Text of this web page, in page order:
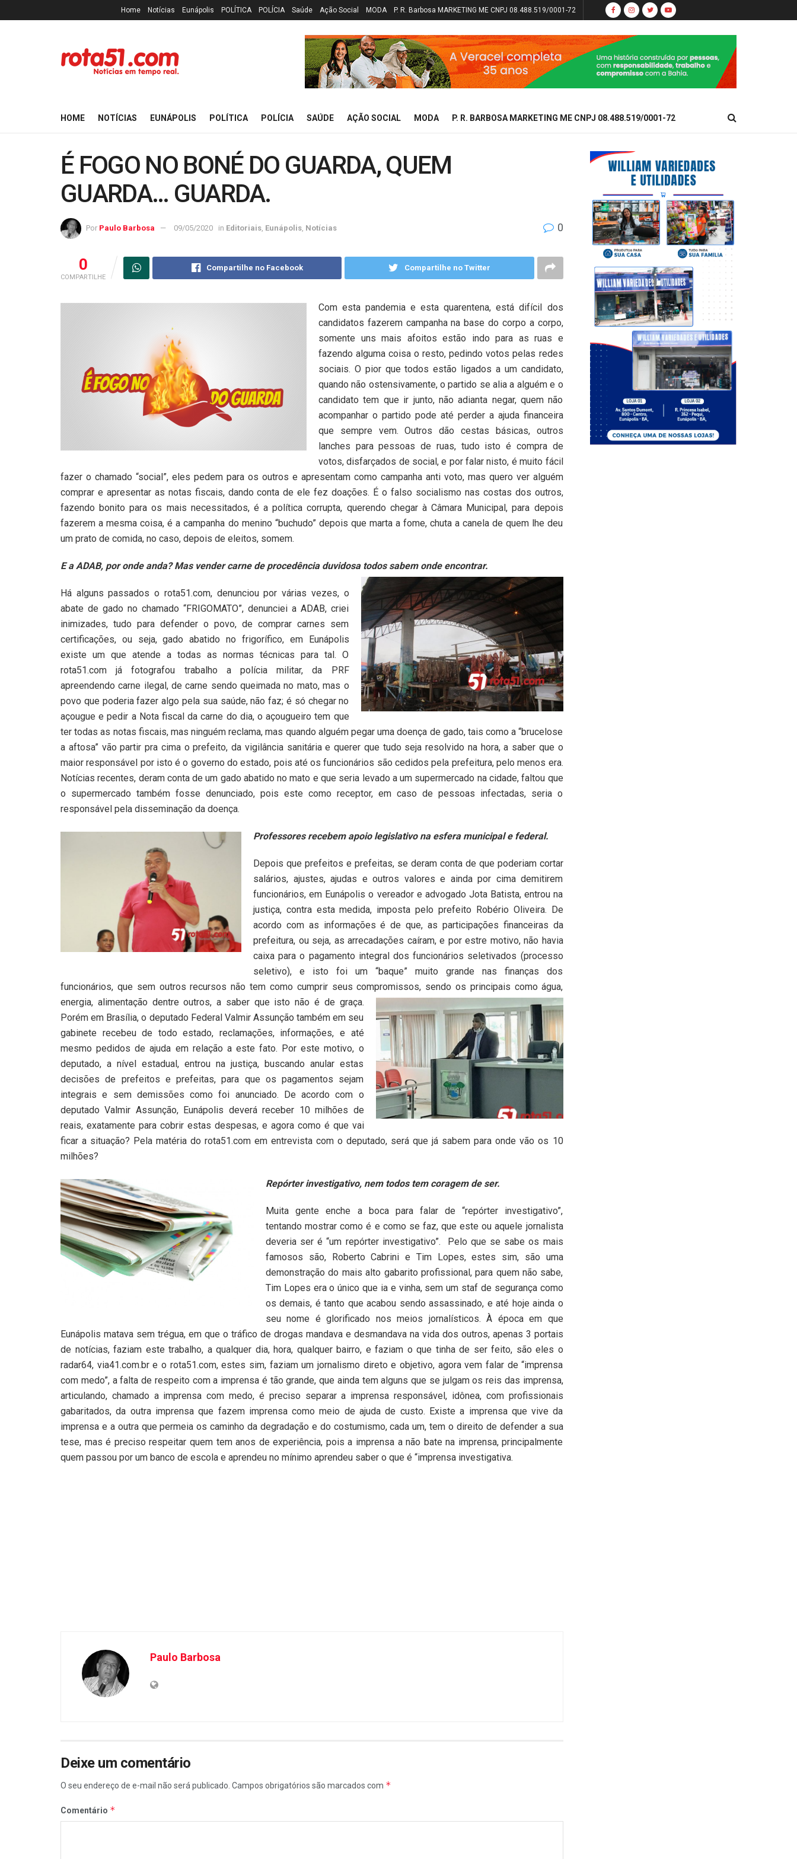
Home Notícias Eunápolis POLÍTICA POLÍCIA Saúde Ação Social MODA P. R. Barbosa MARKETING ME CNPJ 08.488.519/0001-72
HOME NOTÍCIAS EUNÁPOLIS POLÍTICA POLÍCIA SAÚDE AÇÃO SOCIAL MODA P. R. BARBOSA MARKETING ME CNPJ 08.488.519/0001-72
É FOGO NO BONÉ DO GUARDA, QUEM
GUARDA… GUARDA.
Por Paulo Barbosa 09/05/2020 in Editoriais Eunápolis Notícias 0
0
COMPARTILHE
Compartilhe no Facebook Compartilhe no Twitter
Com esta pandemia e esta quarentena, está difícil dos
candidatos fazerem campanha na base do corpo a corpo,
somente uns mais afoitos estão indo para as ruas e
fazendo alguma coisa o resto, pedindo votos pelas redes
sociais. O pior que todos estão ligados a um candidato,
quando não ostensivamente, o partido se alia a alguém e o
candidato tem que ir junto, não adianta negar, quem não
acompanhar o partido pode até perder a ajuda financeira
que sempre vem. Outros dão cestas básicas, outros
lanches para pessoas de ruas, tudo isto é compra de
votos, disfarçados de social, e por falar nisto, é muito fácil
fazer o chamado “social”, eles pedem para os outros e apresentam como campanha anti voto, mas quero ver alguém
comprar e apresentar as notas fiscais, dando conta de ele fez doações. É o falso socialismo nas costas dos outros,
fazendo bonito para os mais necessitados, é a política corrupta, querendo chegar à Câmara Municipal, para depois
fazerem a mesma coisa, é a campanha do menino “buchudo” depois que marta a fome, chuta a canela de quem lhe deu
um prato de comida, no caso, depois de eleitos, somem.
E a ADAB, por onde anda? Mas vender carne de procedência duvidosa todos sabem onde encontrar.
Há alguns passados o rota51.com, denunciou por várias vezes, o
abate de gado no chamado “FRIGOMATO”, denunciei a ADAB, criei
inimizades, tudo para defender o povo, de comprar carnes sem
certificações, ou seja, gado abatido no frigorífico, em Eunápolis
existe um que atende a todas as normas técnicas para tal. O
rota51.com já fotografou trabalho a polícia militar, da PRF
apreendendo carne ilegal, de carne sendo queimada no mato, mas o
povo que poderia fazer algo pela sua saúde, não faz; é só chegar no
açougue e pedir a Nota fiscal da carne do dia, o açougueiro tem que
ter todas as notas fiscais, mas ninguém reclama, mas quando alguém pegar uma doença de gado, tais como a “brucelose
a aftosa” vão partir pra cima o prefeito, da vigilância sanitária e querer que tudo seja resolvido na hora, a saber que o
maior responsável por isto é o governo do estado, pois até os funcionários são cedidos pela prefeitura, pelo menos era.
Notícias recentes, deram conta de um gado abatido no mato e que seria levado a um supermercado na cidade, faltou que
o supermercado também fosse denunciado, pois este como receptor, em caso de pessoas infectadas, seria o
responsável pela disseminação da doença.
Professores recebem apoio legislativo na esfera municipal e federal.
Depois que prefeitos e prefeitas, se deram conta de que poderiam cortar
salários, ajustes, ajudas e outros valores e ainda por cima demitirem
funcionários, em Eunápolis o vereador e advogado Jota Batista, entrou na
justiça, contra esta medida, imposta pelo prefeito Robério Oliveira. De
acordo com as informações é de que, as participações financeiras da
prefeitura, ou seja, as arrecadações caíram, e por estre motivo, não havia
caixa para o pagamento integral dos funcionários seletivados (processo
seletivo), e isto foi um “baque” muito grande nas finanças dos
funcionários, que sem outros recursos não tem como cumprir seus compromissos, sendo os principais como água,
energia, alimentação dentre outros, a saber que isto não é de graça.
Porém em Brasília, o deputado Federal Valmir Assunção também em seu
gabinete recebeu de todo estado, reclamações, informações, e até
mesmo pedidos de ajuda em relação a este fato. Por este motivo, o
deputado, a nível estadual, entrou na justiça, buscando anular estas
decisões de prefeitos e prefeitas, para que os pagamentos sejam
integrais e sem demissões como foi anunciado. De acordo com o
deputado Valmir Assunção, Eunápolis deverá receber 10 milhões de
reais, exatamente para cobrir estas despesas, e agora como é que vai
ficar a situação? Pela matéria do rota51.com em entrevista com o deputado, será que já sabem para onde vão os 10
milhões?
Repórter investigativo, nem todos tem coragem de ser.
Muita gente enche a boca para falar de “repórter investigativo”,
tentando mostrar como é e como se faz, que este ou aquele jornalista
deveria ser é “um repórter investigativo”. Pelo que se sabe os mais
famosos são, Roberto Cabrini e Tim Lopes, estes sim, são uma
demonstração do mais alto gabarito profissional, para quem não sabe,
Tim Lopes era o único que ia e vinha, sem um staf de segurança como
os demais, é tanto que acabou sendo assassinado, e até hoje ainda o
seu nome é glorificado nos meios jornalísticos. À época em que
Eunápolis matava sem trégua, em que o tráfico de drogas mandava e desmandava na vida dos outros, apenas 3 portais
de notícias, faziam este trabalho, a qualquer dia, hora, qualquer bairro, e faziam o que tinha de ser feito, são eles o
radar64, via41.com.br e o rota51.com, estes sim, faziam um jornalismo direto e objetivo, agora vem falar de “imprensa
com medo”, a falta de respeito com a imprensa é tão grande, que ainda tem alguns que se julgam os reis das imprensa,
articulando, chamado a imprensa com medo, é preciso separar a imprensa responsável, idônea, com profissionais
gabaritados, da outra imprensa que fazem imprensa como meio de ajuda de custo. Existe a imprensa que vive da
imprensa e a outra que permeia os caminho da degradação e do costumismo, cada um, tem o direito de defender a sua
tese, mas é preciso respeitar quem tem anos de experiência, pois a imprensa a não bate na imprensa, principalmente
quem passou por um banco de escola e aprendeu no mínimo aprendeu saber o que é “imprensa investigativa.
Paulo Barbosa
Deixe um comentário
O seu endereço de e-mail não será publicado. Campos obrigatórios são marcados com *
Comentário *